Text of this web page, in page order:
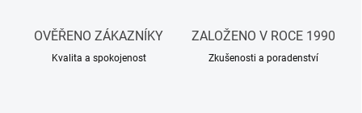
OVĚŘENO ZÁKAZNÍKY
Kvalita a spokojenost
ZALOŽENO V ROCE 1990
Zkušenosti a poradenství